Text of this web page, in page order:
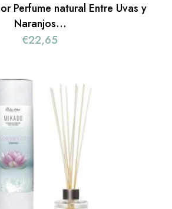
Perfume natural Entre Uvas y
Naranjos…
€22,65